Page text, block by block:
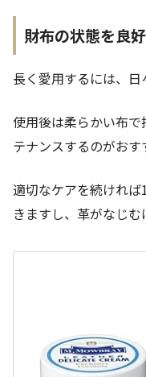
財布の状態を良
長く愛用するには、日
使用後は柔らかい布
テナンスするのがおす
適切なケアを続けれ
きますし、革がなじむ